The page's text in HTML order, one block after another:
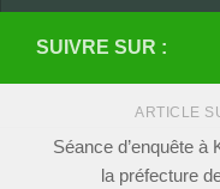
SUIVRE SUR :
ARTICLE
Séance d’enquête à
la préfecture